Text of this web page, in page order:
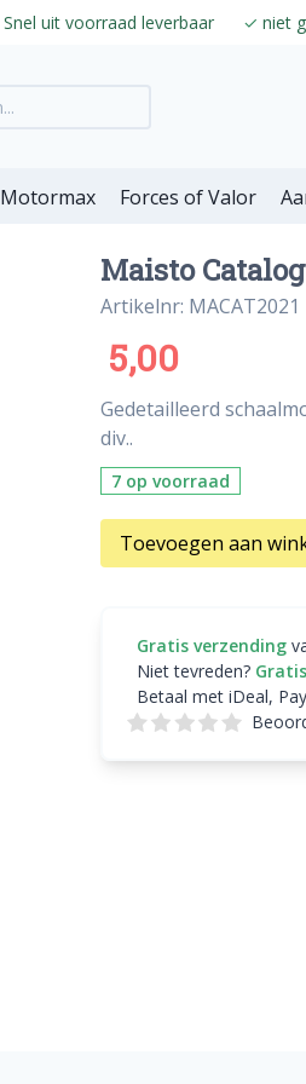
Snel uit voorraad leverbaar ✓ niet
Motormax Forces of Valor
Maisto
Artikelnr: MACAT2021
5,00
Gedetailleerd
div..
7 op voorraad
Toevoegen aan
Gratis verzending
Niet tevreden?
Betaal met iDeal,